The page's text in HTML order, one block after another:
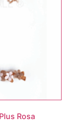
Rosa